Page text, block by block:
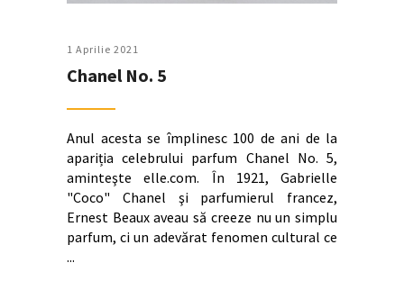
1 Aprilie 2021
Chanel No. 5
Anul acesta se împlinesc 100 de ani de la
apariția celebrului parfum Chanel No. 5,
aminteşte elle.com. În 1921, Gabrielle
"Coco" Chanel şi parfumierul francez,
Ernest Beaux aveau să creeze nu un simplu
parfum, ci un adevărat fenomen cultural ce